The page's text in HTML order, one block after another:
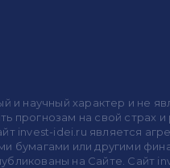
и научный характер и не
на свой страх и
invest-idei.ru является
бумагами или другими
на Сайте. Сайт